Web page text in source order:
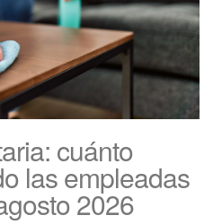
cuánto
las empleadas
2026